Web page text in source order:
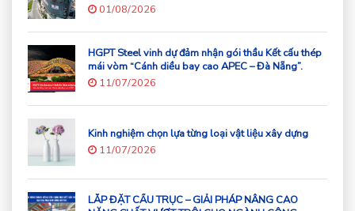
THÉP CHO TÒA NHÀ 43 TẦNG
01/08/2026
HGPT Steel vinh dự đảm nhận gói thầu Kết cấu thép
mái vòm “Cánh diều bay cao APEC – Đà Nẵng”.
11/07/2026
Kinh nghiệm chọn lựa từng loại vật liệu xây dựng
11/07/2026
LẮP ĐẶT CẦU TRỤC – GIẢI PHÁP NÂNG CAO